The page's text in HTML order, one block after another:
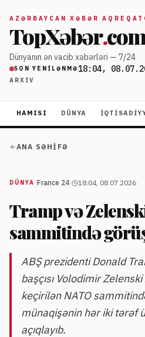
AZƏRBAYCAN XƏBƏR
TopXəbər.
Dünyanın ən vacib xəbərləri — 7/24
SON YENILƏNMƏ18:04,
ARXIV
HAMISI DÜNYA
ANA SƏHIFƏ
DÜNYA France 24| 18:04, 08.07.2026
Tramp və
sammitində
ABŞ prezidenti Donald
başçısı Volodimir
keçirilən NATO
münaqişənin hər iki tərəf
açıqlayıb.